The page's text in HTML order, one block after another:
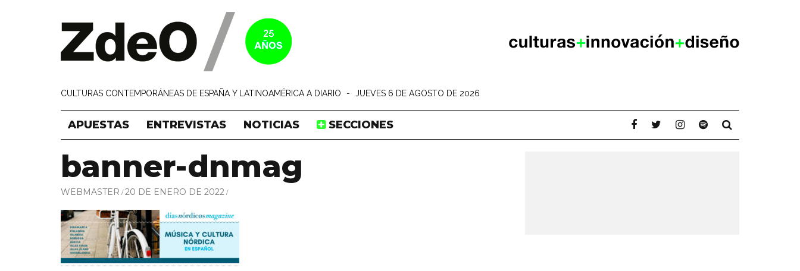
CULTURAS CONTEMPORÁNEAS DE ESPAÑA Y LATINOAMÉRICA A DIARIO - JUEVES 6 DE AGOSTO DE 2026
APUESTAS ENTREVISTAS NOTICIAS SECCIONES
banner-dnmag
WEBMASTER 20 DE ENERO DE 2022